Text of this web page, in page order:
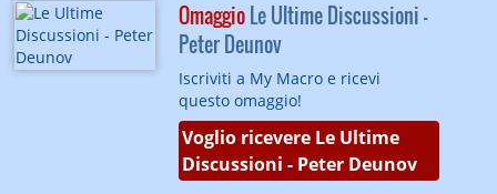
OmaggioLe Ultime Discussioni -
Peter Deunov
Iscriviti a My Macro e ricevi
questo omaggio!
Voglio ricevere Le Ultime
Discussioni - Peter Deunov